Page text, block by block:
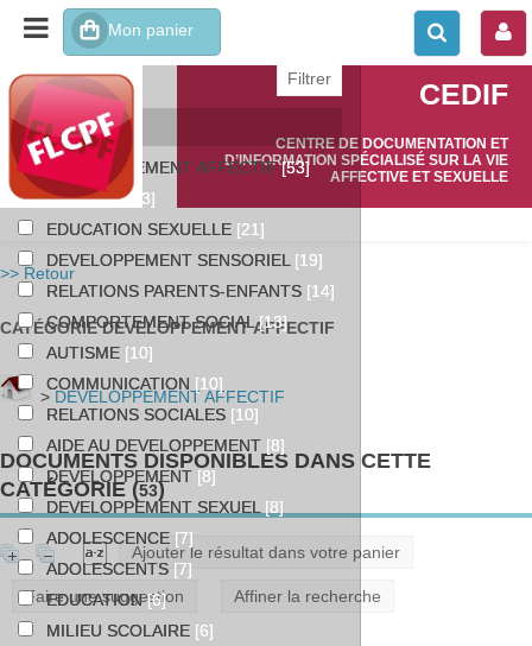
CEDIF
CENTRE DE DOCUMENTATION ET
D’INFORMATION SPÉCIALISÉ SUR LA VIE
AFFECTIVE ET SEXUELLE
>> Retour
CATÉGORIE DEVELOPPEMENT AFFECTIF
> DEVELOPPEMENT AFFECTIF
DOCUMENTS DISPONIBLES DANS CETTE
CATÉGORIE (53)
Ajouter le résultat dans votre panier
Faire une suggestion Affiner la recherche
affiner ou comparer
Catégories
DEVELOPPEMENT AFFECTIF[53]
ENFANTS[33]
EDUCATION SEXUELLE [21]
DEVELOPPEMENT SENSORIEL [19]
RELATIONS PARENTS-ENFANTS [14]
COMPORTEMENT SOCIAL[13]
AUTISME [10]
COMMUNICATION [10]
RELATIONS SOCIALES [10]
AIDE AU DEVELOPPEMENT [8]
DEVELOPPEMENT [8]
DEVELOPPEMENT SEXUEL [8]
ADOLESCENCE [7]
ADOLESCENTS [7]
EDUCATION[6]
MILIEU SCOLAIRE [6]